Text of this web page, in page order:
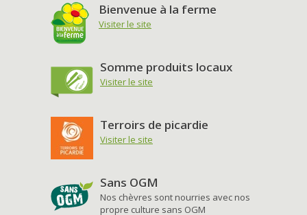
Bienvenue à la ferme
Visiter le site
Somme produits locaux
Visiter le site
Terroirs de picardie
Visiter le site
Sans OGM
Nos chèvres sont nourries avec nos
propre culture sans OGM